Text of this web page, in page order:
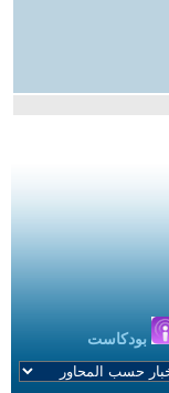
بودكاست